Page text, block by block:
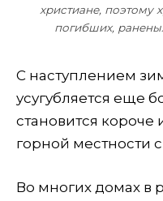
христиане, поэтому
погибших,
С наступлением
усугубляется еще
становится короче
горной местности
Во многих домах в